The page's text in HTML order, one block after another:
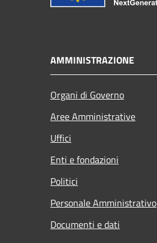
AMMINISTRAZIONE
Organi di Governo
Aree Amministrative
Uffici
Enti e fondazioni
Politici
Personale Amministrativo
Documenti e dati